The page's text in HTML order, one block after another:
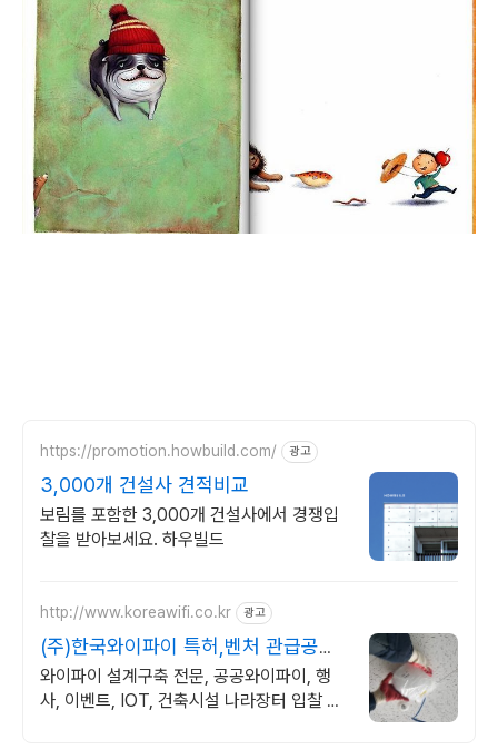
https://promotion.howbuild.com/ 광고
3,000개 건설사 견적비교
보림를 포함한 3,000개 건설사에서 경쟁입
찰을 받아보세요. 하우빌드
http://www.koreawifi.co.kr 광고
(주)한국와이파이 특허,벤처 관급공사,
건설공사 가능
와이파이 설계구축 전문, 공공와이파이, 행
사, 이벤트, IOT, 건축시설 나라장터 입찰 가